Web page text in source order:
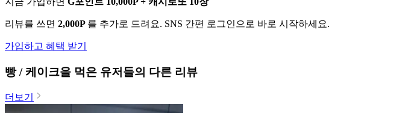
리뷰를 쓰면 2,000P 를 추가로 드려요. SNS 간편 로그인으로 바로 시작하세요.
가입하고 혜택 받기
빵 / 케이크을 먹은 유저들의 다른 리뷰
더보기